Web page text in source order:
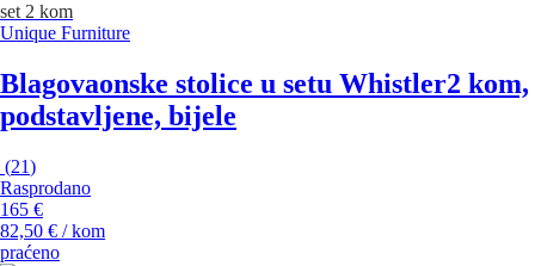
set 2 kom
Unique Furniture
Blagovaonske stolice u setu Whistler2 kom,
podstavljene, bijele
(21)
Rasprodano
165 €
82,50 € / kom
praćeno